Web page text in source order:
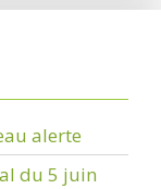
alerte
du 5 juin